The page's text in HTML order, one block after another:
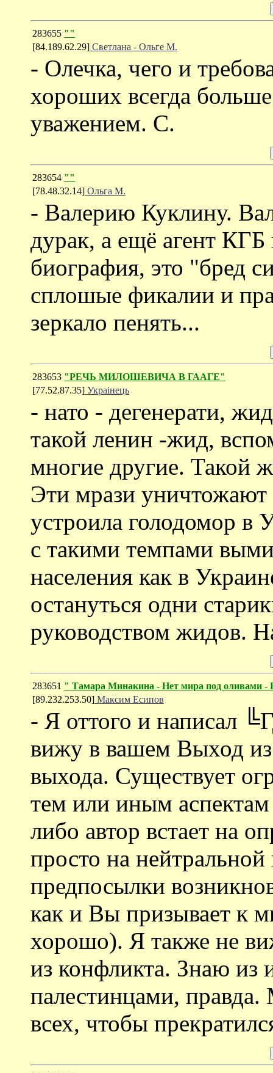
283655 ""
[84.189.62.29] Светлана - Ольге М.
- Олечка, чего и
хороших всегда
уважением. С.
283654 ""
[78.48.32.14] Ольга М.
- Валерию Куклину.
дурак, а ещё агент
биография, это "бред
сплошые фикалии и
зеркало пенять...
283653 "РЕЧЬ МИЛОШЕВИЧА В ГААГЕ"
[77.52.87.35] Украiнець
- нато - дегенерати,
такой ленин -жид,
многие другие. Такой
Эти мрази уничтожают
устроила голодомор в
с такими темпами
населения как в
остануться одни
руководством жидов.
283651 " Тамара Минакина - Нет мира под оливами -
[89.232.253.50] Максим Есипов
- Я оттого и написал
вижу в вашем Выход из
выхода. Существует
тем или иным
либо автор встает на
просто на
предпосылки
как и Вы призывает к
хорошо). Я также не
из конфликта. Знаю из
палестинцами, правда.
всех, чтобы